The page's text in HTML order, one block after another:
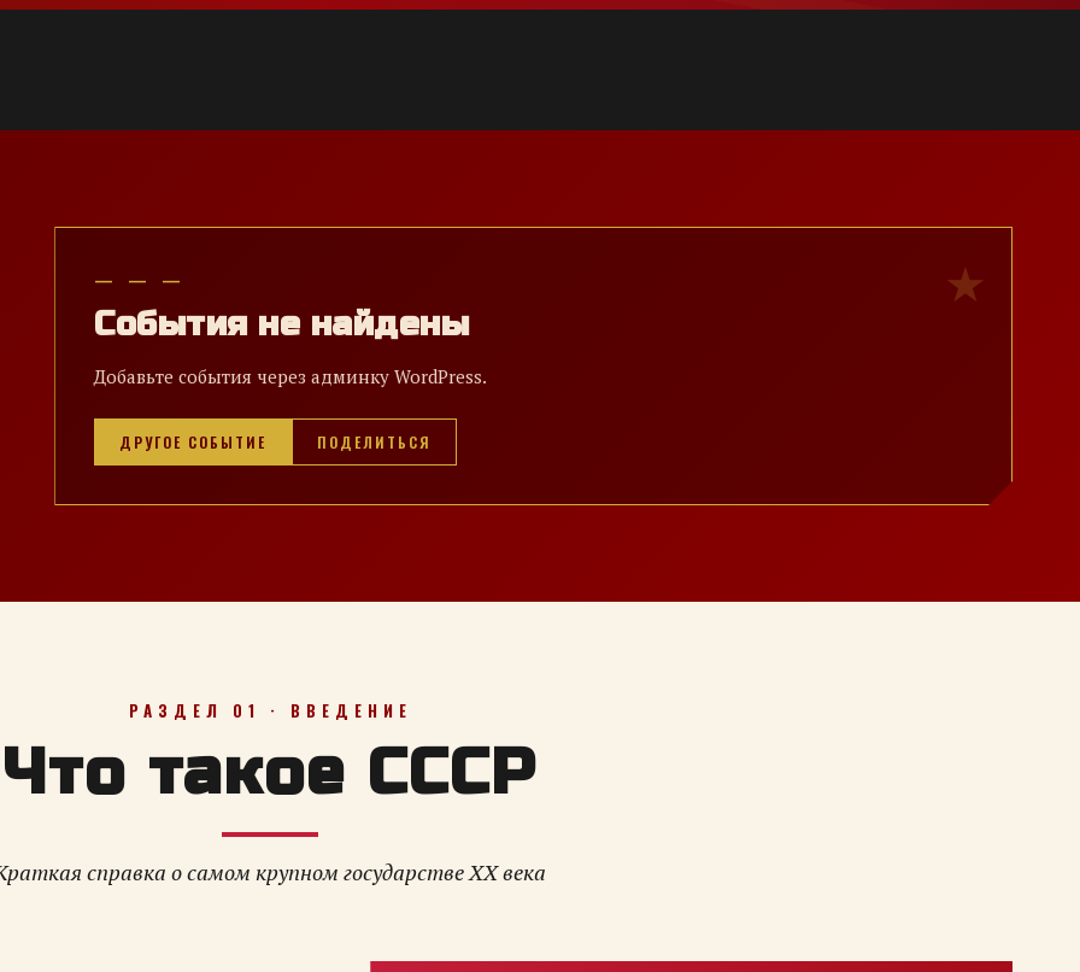
— — —
События не найдены
Добавьте события через админку WordPress.
ДРУГОЕ СОБЫТИЕ ПОДЕЛИТЬСЯ
РАЗДЕЛ 01 · ВВЕДЕНИЕ
Что такое СССР
справка о самом крупном государстве XX века